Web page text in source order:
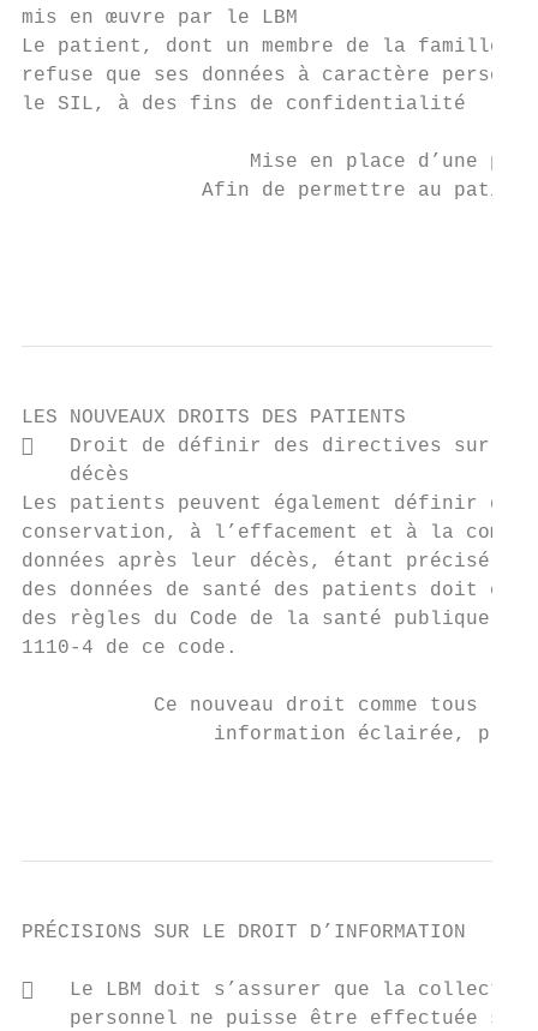
mis en œuvre par le LBM
Le patient, dont un membre de la famille
refuse que ses données à caractère
le SIL, à des fins de confidentialité
Mise en place d’une
Afin de permettre au
LES NOUVEAUX DROITS DES PATIENTS
   Droit de définir des directives sur le
    décès
Les patients peuvent également définir
conservation, à l’effacement et à la
données après leur décès, étant précisé
des données de santé des patients doit
des règles du Code de la santé publique
1110-4 de ce code.
Ce nouveau droit comme tous
information éclairée,
PRÉCISIONS SUR LE DROIT D’INFORMATION
   Le LBM doit s’assurer que la collecte
personnel ne puisse être effectuée